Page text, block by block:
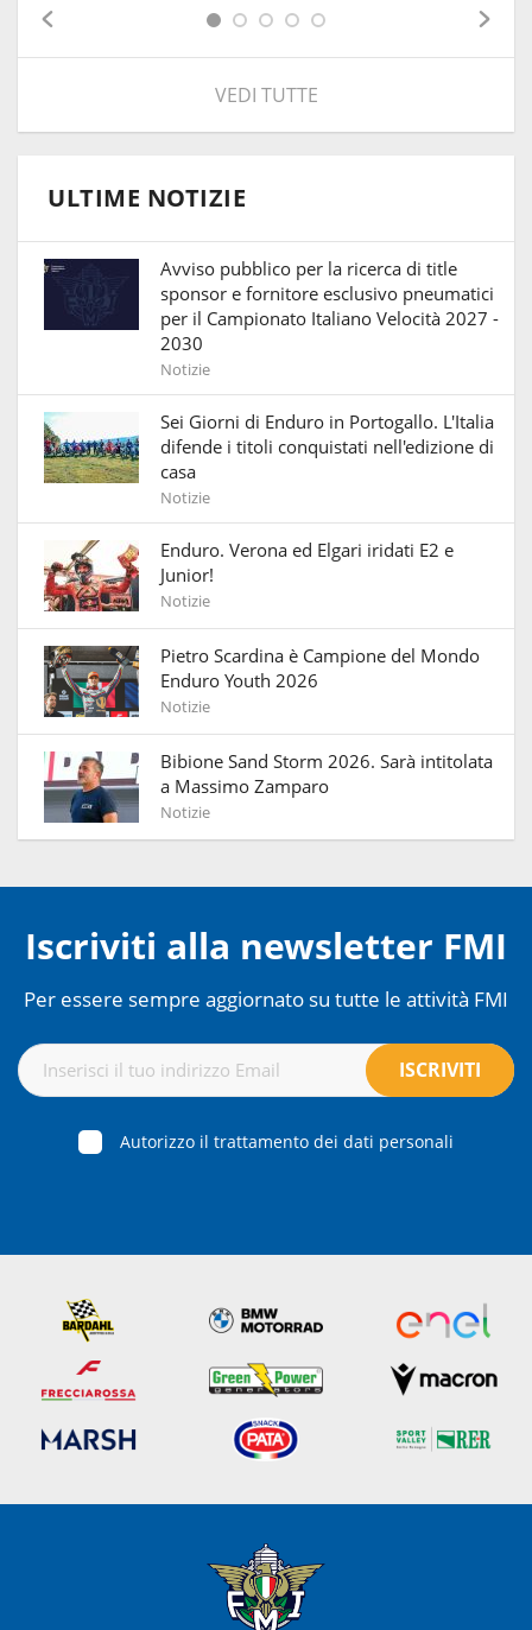
VEDI TUTTE
ULTIME NOTIZIE
Avviso pubblico per la ricerca di title
sponsor e fornitore esclusivo pneumatici
per il Campionato Italiano Velocità 2027 -
2030
Notizie
Sei Giorni di Enduro in Portogallo. L'Italia
difende i titoli conquistati nell'edizione di
casa
Notizie
Enduro. Verona ed Elgari iridati E2 e
Junior!
Notizie
Pietro Scardina è Campione del Mondo
Enduro Youth 2026
Notizie
Bibione Sand Storm 2026. Sarà intitolata
a Massimo Zamparo
Notizie
Iscriviti alla newsletter FMI
Per essere sempre aggiornato su tutte le attività FMI
Autorizzo il trattamento dei dati personali